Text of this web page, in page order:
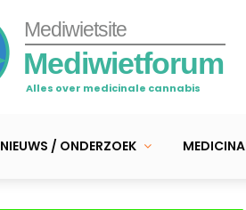
Mediwietsite
Mediwietforum
Alles over medicinale cannabis
NIEUWS / ONDERZOEK